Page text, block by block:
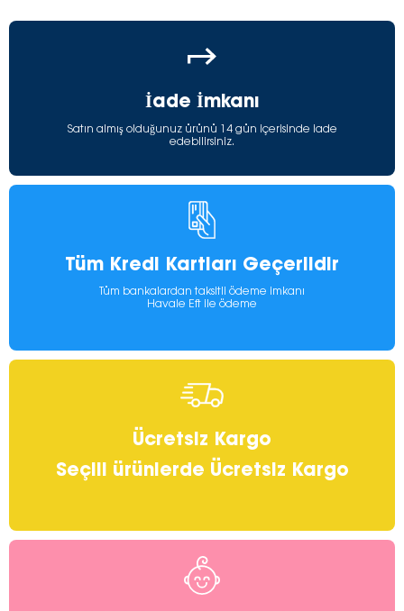
İade İmkanı
Satın almış olduğunuz ürünü 14 gün içerisinde iade
edebilirsiniz.
Tüm Kredi Kartları Geçerlidir
Tüm bankalardan taksitli ödeme imkanı
Havale Eft ile ödeme
Ücretsiz Kargo
Seçili ürünlerde Ücretsiz Kargo